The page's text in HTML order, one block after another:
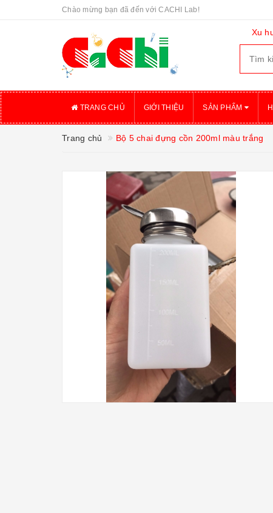
Chào mừng bạn đã đến với CACHI Lab!
Xu
TRANG CHỦ GIỚI THIỆU SẢN PHẨM
Trang chủ Bộ 5 chai đựng cồn 200ml màu trắng